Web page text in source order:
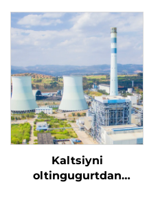
Kaltsiyni
oltingugurtdan